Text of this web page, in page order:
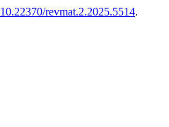
10.22370/revmat.2.2025.5514.